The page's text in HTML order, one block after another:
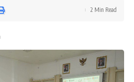
2 Min Read